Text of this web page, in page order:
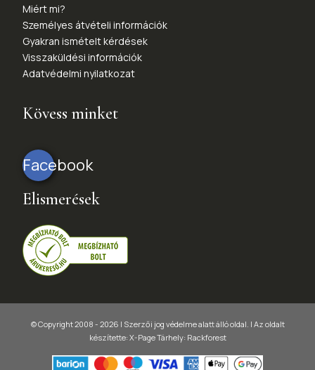
Miért mi?
Személyes átvételi információk
Gyakran ismételt kérdések
Visszaküldési információk
Adatvédelmi nyilatkozat
Kövess minket
Facebook
Elismerések
© Copyright 2008 - 2026 | Szerzői jog védelme alatt álló oldal. | Az oldalt
készítette: X-PageTárhely: Rackforest